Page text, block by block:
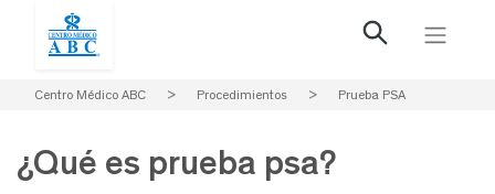
Centro Médico ABC > Procedimientos > Prueba PSA
¿Qué es prueba psa?